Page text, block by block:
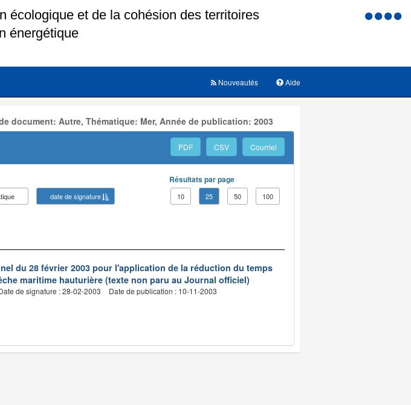
Menu
Aide
Nouveautés
document: Autre, Thématique: Mer, Année de publication: 2003
PDF CSV Courriel
date de signature
Résultats par page
10 25 50 100
du 28 février 2003 pour l'application de la réduction du temps
maritime hauturière (texte non paru au Journal officiel)
de signature : 28-02-2003 Date de publication : 10-11-2003